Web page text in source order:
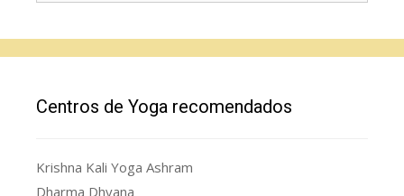
Centros de Yoga recomendados
Krishna Kali Yoga Ashram
Dharma Dhyana